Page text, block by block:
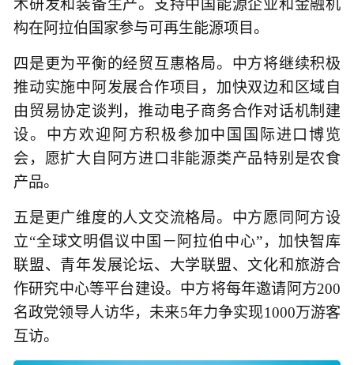
术研发和装备生产。支持中国能源企业和金融机
构在阿拉伯国家参与可再生能源项目。
四是更为平衡的经贸互惠格局。中方将继续积极
推动实施中阿发展合作项目，加快双边和区域自
由贸易协定谈判，推动电子商务合作对话机制建
设。中方欢迎阿方积极参加中国国际进口博览
会，愿扩大自阿方进口非能源类产品特别是农食
产品。
五是更广维度的人文交流格局。中方愿同阿方设
立“全球文明倡议中国－阿拉伯中心”，加快智库
联盟、青年发展论坛、大学联盟、文化和旅游合
作研究中心等平台建设。中方将每年邀请阿方200
名政党领导人访华，未来5年力争实现1000万游客
互访。